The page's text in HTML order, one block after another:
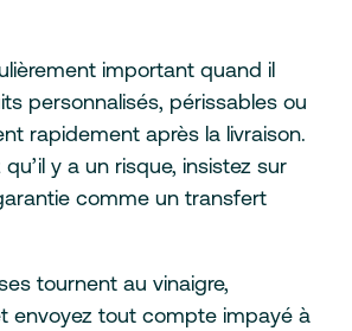
important quand il
personnalisés, périssables ou
rapidement après la livraison.
y a un risque, insistez sur
comme un transfert
tournent au vinaigre,
envoyez tout compte impayé à